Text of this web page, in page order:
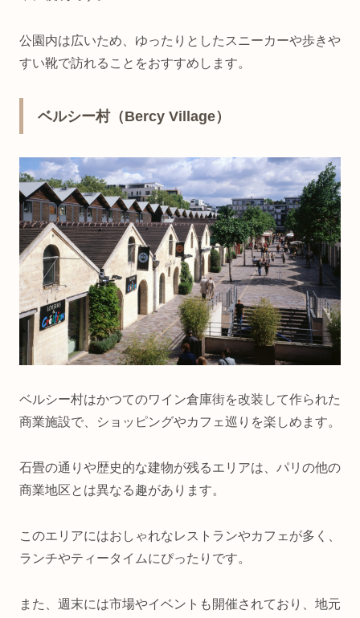
公園内は広いため、ゆったりとしたスニーカーや歩きや
すい靴で訪れることをおすすめします。
ベルシー村（Bercy Village）
ベルシー村はかつてのワイン倉庫街を改装して作られた
商業施設で、ショッピングやカフェ巡りを楽しめます。
石畳の通りや歴史的な建物が残るエリアは、パリの他の
商業地区とは異なる趣があります。
このエリアにはおしゃれなレストランやカフェが多く、
ランチやティータイムにぴったりです。
また、週末には市場やイベントも開催されており、地元